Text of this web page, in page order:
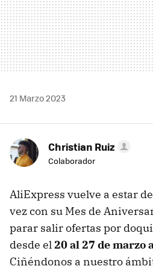
21 Marzo 2023
Christian Ruiz
Colaborador
AliExpress vuelve a estar
vez con su Mes de
parar salir ofertas por
desde el20 al 27 de marzo
Ciñéndonos a nuestro